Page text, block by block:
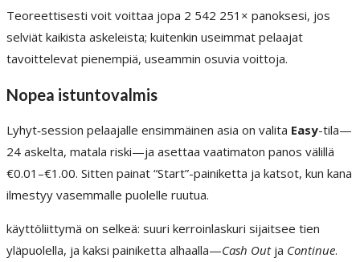
Teoreettisesti voit voittaa jopa 2 542 251× panoksesi, jos
selviät kaikista askeleista; kuitenkin useimmat pelaajat
tavoittelevat pienempiä, useammin osuvia voittoja.
Nopea istuntovalmis
Lyhyt‑session pelaajalle ensimmäinen asia on valita Easy-tila—
24 askelta, matala riski—ja asettaa vaatimaton panos välillä
€0.01–€1.00. Sitten painat “Start”-painiketta ja katsot, kun kana
ilmestyy vasemmalle puolelle ruutua.
käyttöliittymä on selkeä: suuri kerroinlaskuri sijaitsee tien
yläpuolella, ja kaksi painiketta alhaalla—Cash Outja Continue.